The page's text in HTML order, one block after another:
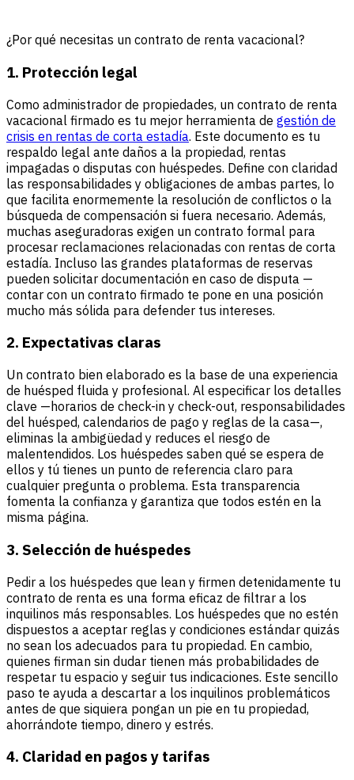
¿Por qué necesitas un contrato de renta vacacional?
1. Protección legal
Como administrador de propiedades, un contrato de renta
vacacional firmado es tu mejor herramienta de gestión de
crisis en rentas de corta estadía. Este documento es tu
respaldo legal ante daños a la propiedad, rentas
impagadas o disputas con huéspedes. Define con claridad
las responsabilidades y obligaciones de ambas partes, lo
que facilita enormemente la resolución de conflictos o la
búsqueda de compensación si fuera necesario. Además,
muchas aseguradoras exigen un contrato formal para
procesar reclamaciones relacionadas con rentas de corta
estadía. Incluso las grandes plataformas de reservas
pueden solicitar documentación en caso de disputa —
contar con un contrato firmado te pone en una posición
mucho más sólida para defender tus intereses.
2. Expectativas claras
Un contrato bien elaborado es la base de una experiencia
de huésped fluida y profesional. Al especificar los detalles
clave —horarios de check-in y check-out, responsabilidades
del huésped, calendarios de pago y reglas de la casa—,
eliminas la ambigüedad y reduces el riesgo de
malentendidos. Los huéspedes saben qué se espera de
ellos y tú tienes un punto de referencia claro para
cualquier pregunta o problema. Esta transparencia
fomenta la confianza y garantiza que todos estén en la
misma página.
3. Selección de huéspedes
Pedir a los huéspedes que lean y firmen detenidamente tu
contrato de renta es una forma eficaz de filtrar a los
inquilinos más responsables. Los huéspedes que no estén
dispuestos a aceptar reglas y condiciones estándar quizás
no sean los adecuados para tu propiedad. En cambio,
quienes firman sin dudar tienen más probabilidades de
respetar tu espacio y seguir tus indicaciones. Este sencillo
paso te ayuda a descartar a los inquilinos problemáticos
antes de que siquiera pongan un pie en tu propiedad,
ahorrándote tiempo, dinero y estrés.
4. Claridad en pagos y tarifas